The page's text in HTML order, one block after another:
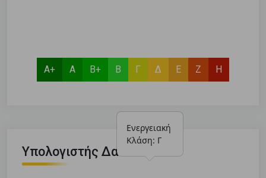
Α+ Α Β+ Β Γ
Ενεργειακή
Κλάση: Γ
Δ Ε Ζ Η
Υπολογιστής Δανείου